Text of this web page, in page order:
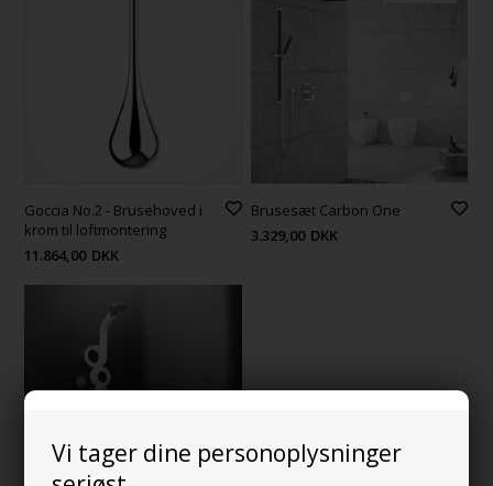
Vi tager dine personoplysninger
Goccia No.2 - Brusehoved i
krom til loftmontering
11.864,00 DKK
Brusesæt Carbon One
3.329,00 DKK